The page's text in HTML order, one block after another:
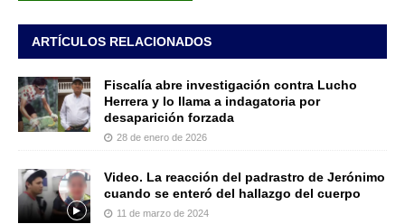
ARTÍCULOS RELACIONADOS
Fiscalía abre investigación contra Lucho
Herrera y lo llama a indagatoria por
desaparición forzada
28 de enero de 2026
Video. La reacción del padrastro de Jerónimo
cuando se enteró del hallazgo del cuerpo
11 de marzo de 2024